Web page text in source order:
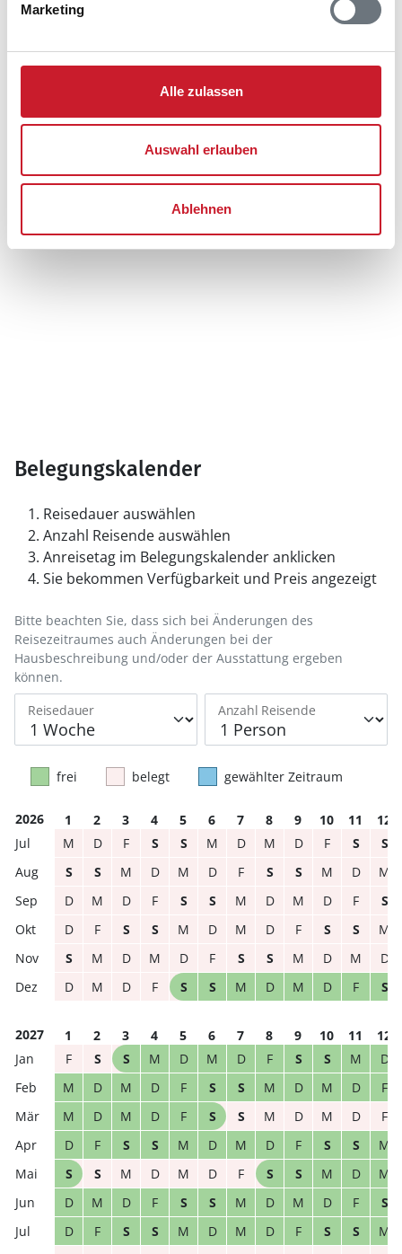
Marketing
Alle zulassen
Auswahl erlauben
Ablehnen
Ferienhaus 320
Belegungskalender
Reisedauer auswählen
Anzahl Reisende auswählen
Anreisetag im Belegungskalender anklicken
Sie bekommen Verfügbarkeit und Preis angezeigt
Reisedauer Anzahl Reisende
Bitte beachten Sie, dass sich bei Änderungen des
Reisezeitraumes auch Änderungen bei der
Hausbeschreibung und/oder der Ausstattung ergeben
können.
frei belegt gewählter Zeitraum
2026 1 2 3 4 5 6 7 8 9 10 11
12
M
D F S S M D M D F S
S
S
S M D M D F S S M D
M
D
M D F S S M D M D F
S
D
F S S M D M D F S S
M
S
M D M D F S S M D M
D
D
M D F S S M D M D F S
2027 1 2 3 4 5 6 7 8 9 10 11
12
F
S S M D M D F S S M
D
M
D M D F S S M D M D
F
M
D M D F S S M D M D
F
D
F S S M D M D F S S
M
S
S M D M D F S S M D
M
D
M D F S S M D M D F
S
D
F S S M D M D F S S
M